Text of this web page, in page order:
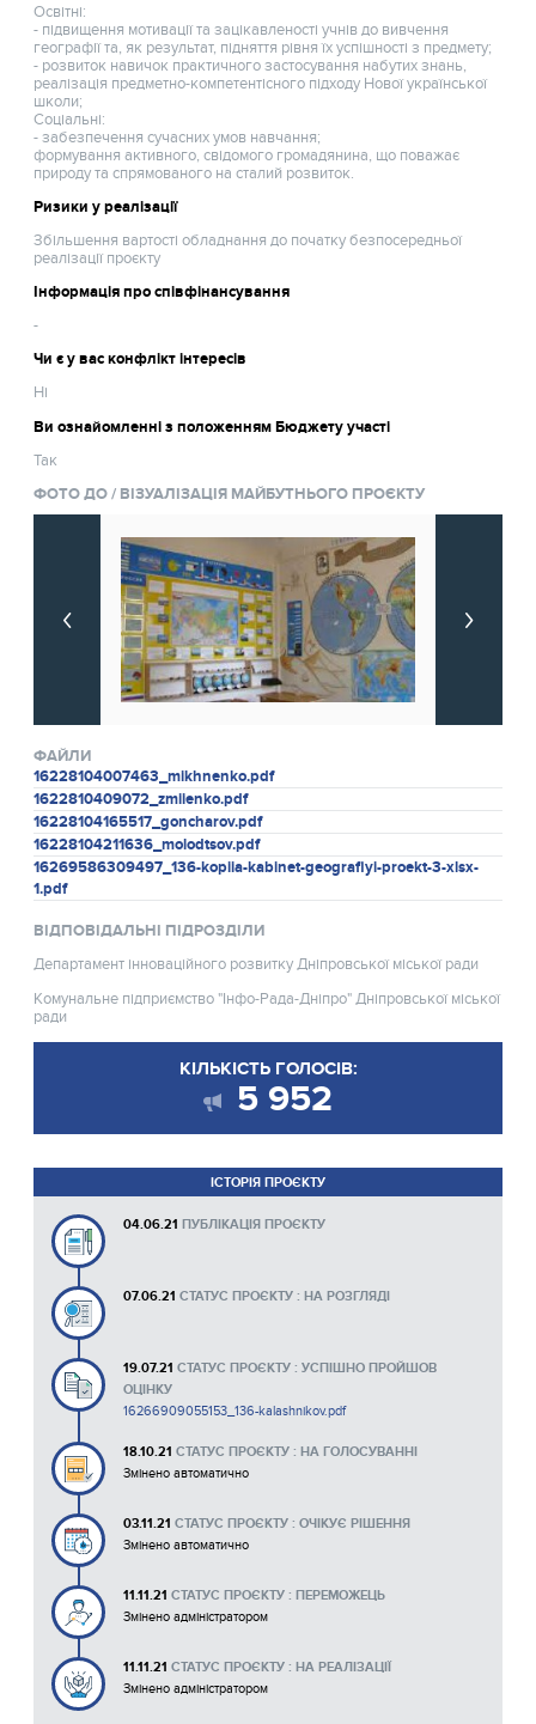
Освітні:
- підвищення мотивації та зацікавленості учнів до вивчення
географії та, як результат, підняття рівня їх успішності з предмету;
- розвиток навичок практичного застосування набутих знань,
реалізація предметно-компетентісного підходу Нової української
школи;
Соціальні:
- забезпечення сучасних умов навчання;
формування активного, свідомого громадянина, що поважає
природу та спрямованого на сталий розвиток.
Ризики у реалізації
Збільшення вартості обладнання до початку безпосередньої
реалізації проєкту
Інформація про співфінансування
-
Чи є у вас конфлікт інтересів
Ні
Ви ознайомленні з положенням Бюджету участі
Так
ФОТО ДО / ВІЗУАЛІЗАЦІЯ МАЙБУТНЬОГО ПРОЄКТУ
ФАЙЛИ
16228104007463_mikhnenko.pdf
1622810409072_zmiienko.pdf
16228104165517_goncharov.pdf
16228104211636_molodtsov.pdf
16269586309497_136-kopiia-kabinet-geografiyi-proekt-3-xlsx-
1.pdf
ВІДПОВІДАЛЬНІ ПІДРОЗДІЛИ
Департамент інноваційного розвитку Дніпровської міської ради
Комунальне підприємство "Інфо-Рада-Дніпро" Дніпровської міської
ради
КІЛЬКІСТЬ ГОЛОСІВ:
5 952
ІСТОРІЯ ПРОЄКТУ
04.06.21 ПУБЛІКАЦІЯ ПРОЄКТУ
07.06.21 СТАТУС ПРОЄКТУ : НА РОЗГЛЯДІ
19.07.21 СТАТУС ПРОЄКТУ : УСПІШНО ПРОЙШОВ
ОЦІНКУ
16266909055153_136-kalashnikov.pdf
18.10.21 СТАТУС ПРОЄКТУ : НА ГОЛОСУВАННІ
Змінено автоматично
03.11.21 СТАТУС ПРОЄКТУ : ОЧІКУЄ РІШЕННЯ
Змінено автоматично
11.11.21 СТАТУС ПРОЄКТУ : ПЕРЕМОЖЕЦЬ
Змінено адміністратором
11.11.21 СТАТУС ПРОЄКТУ : НА РЕАЛІЗАЦІЇ
Змінено адміністратором